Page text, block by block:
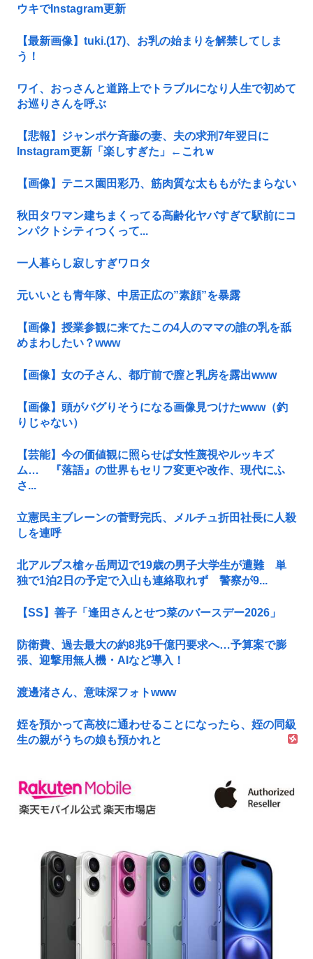
ウキでInstagram更新
【最新画像】tuki.(17)、お乳の始まりを解禁してしま
う！
ワイ、おっさんと道路上でトラブルになり人生で初めて
お巡りさんを呼ぶ
【悲報】ジャンポケ斉藤の妻、夫の求刑7年翌日に
Instagram更新「楽しすぎた」←これｗ
【画像】テニス園田彩乃、筋肉質な太ももがたまらない
秋田タワマン建ちまくってる高齢化ヤバすぎて駅前にコ
ンパクトシティつくって...
一人暮らし寂しすぎワロタ
元いいとも青年隊、中居正広の”素顔”を暴露
【画像】授業参観に来てたこの4人のママの誰の乳を舐
めまわしたい？www
【画像】女の子さん、都庁前で膣と乳房を露出www
【画像】頭がバグりそうになる画像見つけたwww（釣
りじゃない）
【芸能】今の価値観に照らせば女性蔑視やルッキズ
ム… 『落語』の世界もセリフ変更や改作、現代にふ
さ...
立憲民主ブレーンの菅野完氏、メルチュ折田社長に人殺
しを連呼
北アルプス槍ヶ岳周辺で19歳の男子大学生が遭難 単
独で1泊2日の予定で入山も連絡取れず 警察が9...
【SS】善子「逢田さんとせつ菜のバースデー2026」
防衛費、過去最大の約8兆9千億円要求へ…予算案で膨
張、迎撃用無人機・AIなど導入！
渡邊渚さん、意味深フォトwww
姪を預かって高校に通わせることになったら、姪の同級
生の親がうちの娘も預かれと